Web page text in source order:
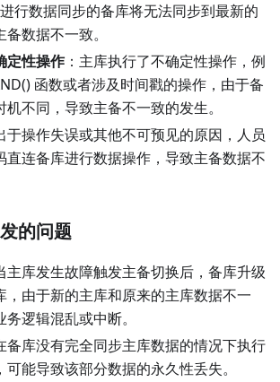
行数据同步的备库将无法同步到最新的
数据不一致。
定性操作：主库执行了不确定性操作，例
函数或者涉及时间戳的操作，由于备
不同，导致主备不一致的发生。
于操作失误或其他不可预见的原因，人员
直连备库进行数据操作，导致主备数据不
的问题
主库发生故障触发主备切换后，备库升级
，由于新的主库和原来的主库数据不一
逻辑混乱或中断。
备库没有完全同步主库数据的情况下执行
可能导致该部分数据的永久性丢失。